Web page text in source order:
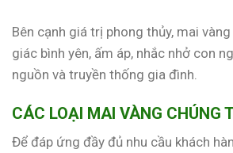
Bên cạnh giá trị phong thủy, mai
giác bình yên, ấm áp, nhắc nhở con
nguồn và truyền thống gia đình.
CÁC LOẠI MAI VÀNG CHÚNG
Để đáp ứng đầy đủ nhu cầu khách